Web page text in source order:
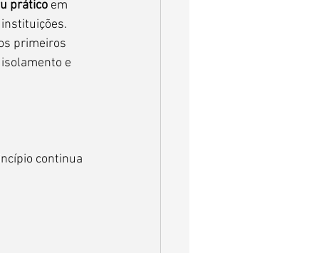
prático em
primeiros
e
continua